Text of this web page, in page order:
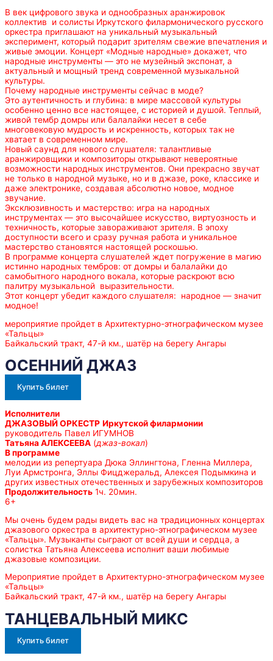
В век цифрового звука и однообразных аранжировок
коллектив и солисты Иркутского филармонического русского
оркестра приглашают на уникальный музыкальный
эксперимент, который подарит зрителям свежие впечатления и
живые эмоции. Концерт «Модные народные» докажет, что
народные инструменты — это не музейный экспонат, а
актуальный и мощный тренд современной музыкальной
культуры.
Почему народные инструменты сейчас в моде?
Это аутентичность и глубина: в мире массовой культуры
особенно ценно все настоящее, с историей и душой. Теплый,
живой тембр домры или балалайки несет в себе
многовековую мудрость и искренность, которых так не
хватает в современном мире.
Новый саунд для нового слушателя: талантливые
аранжировщики и композиторы открывают невероятные
возможности народных инструментов. Они прекрасно звучат
не только в народной музыке, но и в джазе, роке, классике и
даже электронике, создавая абсолютно новое, модное
звучание.
Эксклюзивность и мастерство: игра на народных
инструментах — это высочайшее искусство, виртуозность и
техничность, которые завораживают зрителя. В эпоху
доступности всего и сразу ручная работа и уникальное
мастерство становятся настоящей роскошью.
В программе концерта слушателей ждет погружение в магию
истинно народных тембров: от домры и балалайки до
самобытного народного вокала, которые раскроют всю
палитру музыкальной выразительности.
Этот концерт убедит каждого слушателя: народное — значит
модное!
мероприятие пройдет в Архитектурно-этнографическом музее
«Тальцы»
Байкальский тракт, 47-й км., шатёр на берегу Ангары
ОСЕННИЙ ДЖАЗ
Купить билет
Исполнители
ДЖАЗОВЫЙ ОРКЕСТР Иркутской филармонии
руководитель Павел ИГУМНОВ
Татьяна АЛЕКСЕЕВА (джаз-вокал)
В программе
мелодии из репертуара Дюка Эллингтона, Гленна Миллера,
Луи Армстронга, Эллы Фицджеральд, Алексея Подымкина и
других известных отечественных и зарубежных композиторов
Продолжительность 1ч. 20мин.
6+
Мы очень будем рады видеть вас на традиционных концертах
джазового оркестра в архитектурно-этнографическом музее
«Тальцы». Музыканты сыграют от всей души и сердца, а
солистка Татьяна Алексеева исполнит ваши любимые
джазовые композиции.
Мероприятие пройдет в Архитектурно-этнографическом музее
«Тальцы»
Байкальский тракт, 47-й км., шатёр на берегу Ангары
ТАНЦЕВАЛЬНЫЙ МИКС
Купить билет